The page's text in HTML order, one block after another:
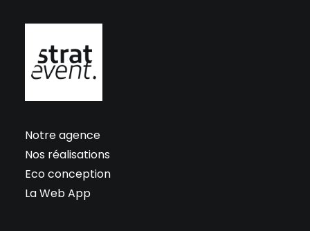
Notre agence
Nos réalisations
Eco conception
La Web App